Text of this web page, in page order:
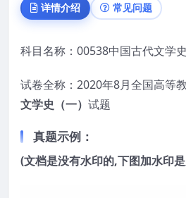
详情介绍 常见问题
科目名称：00538中国古代文学史
试卷全称：2020年8月全国高等
文学史（一） 试题
真题示例：
(文档是没有水印的,下图加水印